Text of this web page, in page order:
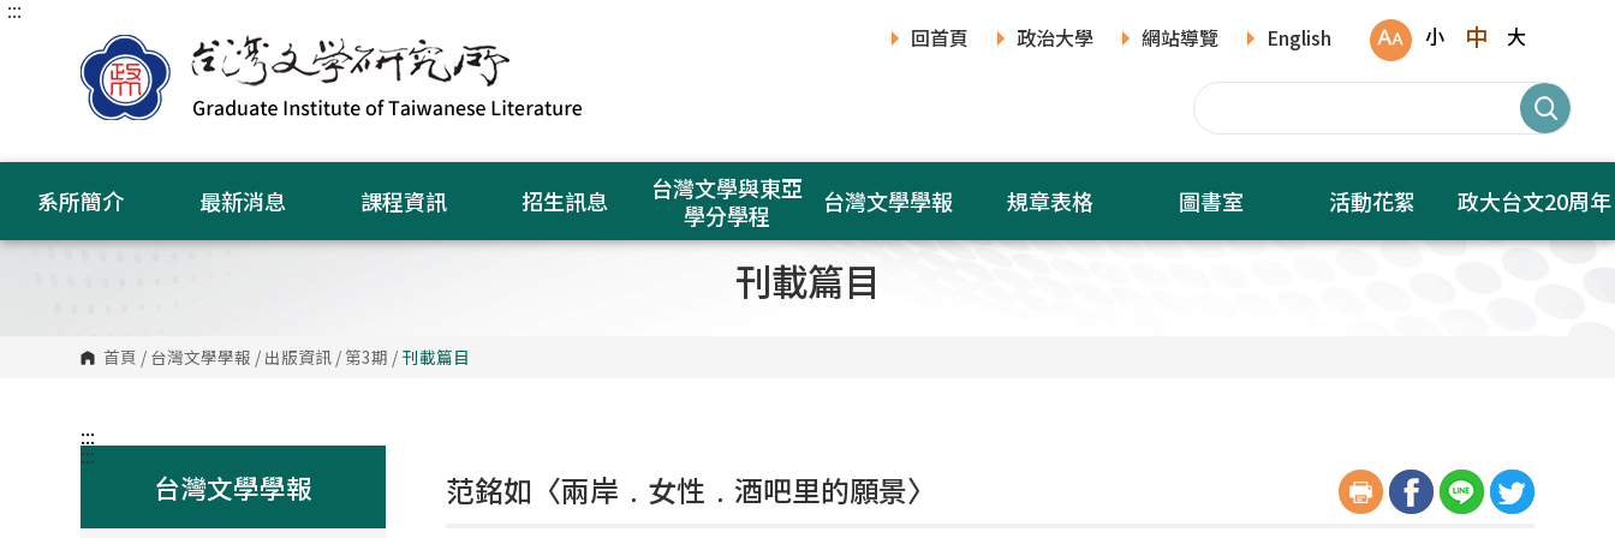
跳
:::
回首頁
政治大學 網站導覽 English 小 中 大
系所簡介 最新消息 課程資訊 招生訊息
台灣文學與東亞
學分學程
台灣文學學報 規章表格 圖書室 活動花絮 政大台文20周年
刊載篇目
首頁 / 台灣文學學報 / 出版資訊 / 第3期 / 刊載篇目
:::
台灣文學學報
:::
范銘如〈兩岸﹒女性﹒酒吧里的願景〉